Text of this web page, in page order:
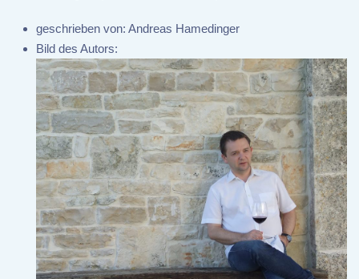
geschrieben von: Andreas Hamedinger
Bild des Autors: